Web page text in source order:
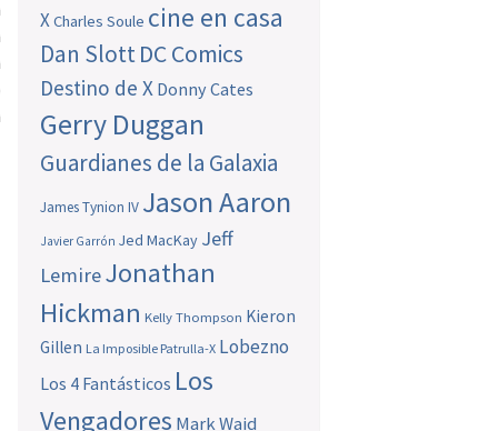
XCharles Soule cine en casa
Dan SlottDC Comics
Destino de X Donny Cates
Gerry Duggan
Guardianes de la Galaxia
James Tynion IV Jason Aaron
Javier Garrón Jed MacKay Jeff
LemireJonathan
Hickman Kelly Thompson Kieron
Gillen La Imposible Patrulla-X Lobezno
Los 4 Fantásticos Los
Vengadores Mark Waid